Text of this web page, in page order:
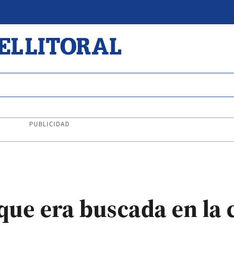
PUBLICIDAD
era buscada en la